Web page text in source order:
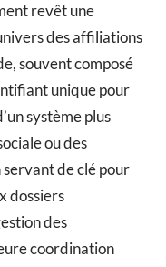
revêt une
des affiliations
souvent composé
unique pour
système plus
ou des
de clé pour
dossiers
des
coordination